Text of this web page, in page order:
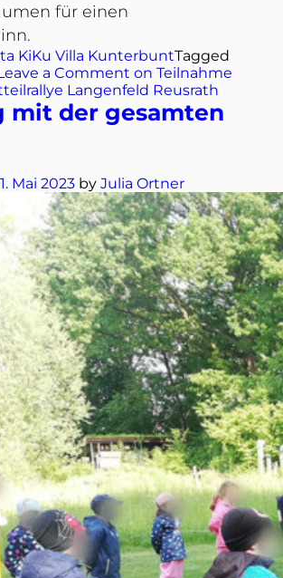
für einen
KiKu Villa KunterbuntTagged
a Comment on Teilnahme
Langenfeld Reusrath
mit der gesamten
Mai 2023 by Julia Ortner